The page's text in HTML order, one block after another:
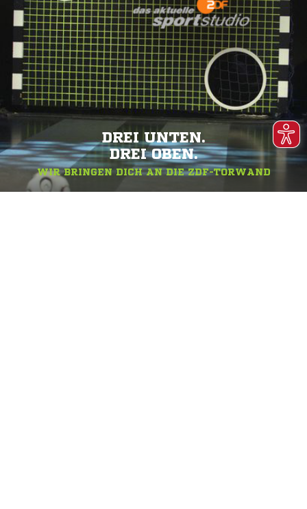
DREI UNTEN.
DREI OBEN.
WIR BRINGEN DICH AN DIE ZDF-TORWAND